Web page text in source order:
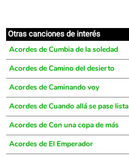
Otras canciones de interés
Acordes de Cumbia de la soledad
Acordes de Camino del desierto
Acordes de Caminando voy
Acordes de Cuando allá se pase lista
Acordes de Con una copa de más
Acordes de El Emperador